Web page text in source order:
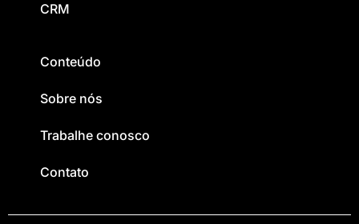
CRM
Conteúdo
Sobre nós
Trabalhe conosco
Contato